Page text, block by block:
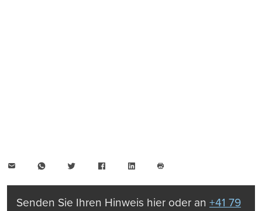
WhatsAppTwitter FacebookLinkedIn
drucken
Senden Sie Ihren Hinweis hier oder an +41 79